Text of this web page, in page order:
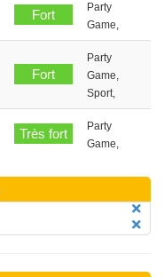
Fort
Party
Game,
Fort
Party
Game,
Sport,
Très fort
Party
Game,